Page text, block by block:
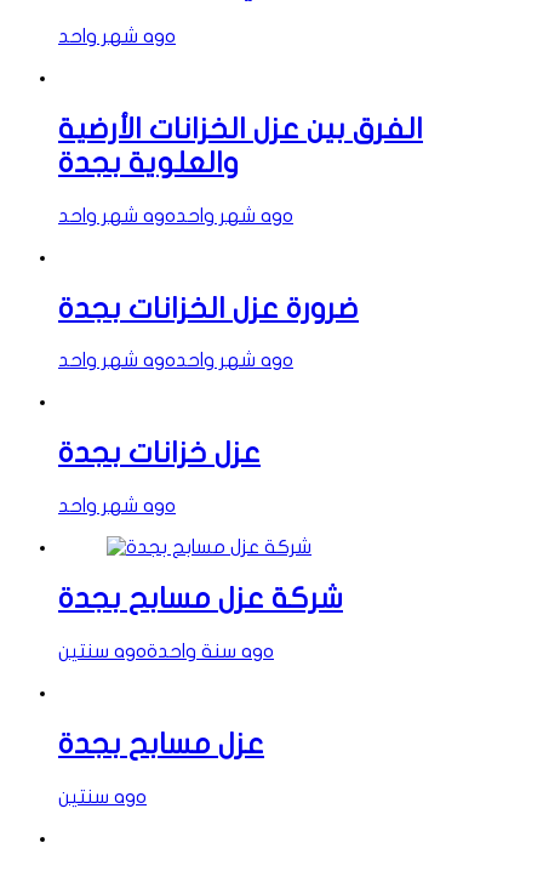
شهر واحد ago
الفرق بين عزل الخزانات الأرضية
والعلوية بجدة
شهر واحد ago شهر واحد ago
ضرورة عزل الخزانات بجدة
شهر واحد ago شهر واحد ago
عزل خزانات بجدة
شهر واحد ago
شركة عزل مسابح بجدة
سنتين ago سنة واحدة ago
عزل مسابح بجدة
سنتين ago